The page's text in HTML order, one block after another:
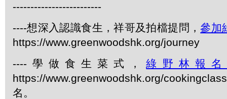
-------------------------
----想深入認識食生，祥哥及拍檔提問，參加
https://www.greenwoodshk.org/journey
----學做食生菜式，綠野林報
https://www.greenwoodshk.org/
名。